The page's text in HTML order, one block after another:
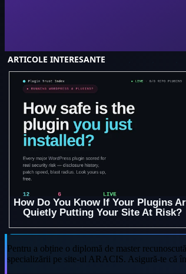
Pentru a obține o diplomă de master
specializării pe site-ul ARACIS. Asigură-te că